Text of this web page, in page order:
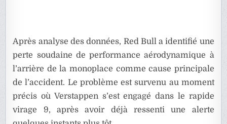
Après analyse des données, Red Bull a identifié une
perte soudaine de performance aérodynamique à
l’arrière de la monoplace comme cause principale
de l’accident. Le problème est survenu au moment
précis où Verstappen s’est engagé dans le rapide
virage 9, après avoir déjà ressenti une alerte